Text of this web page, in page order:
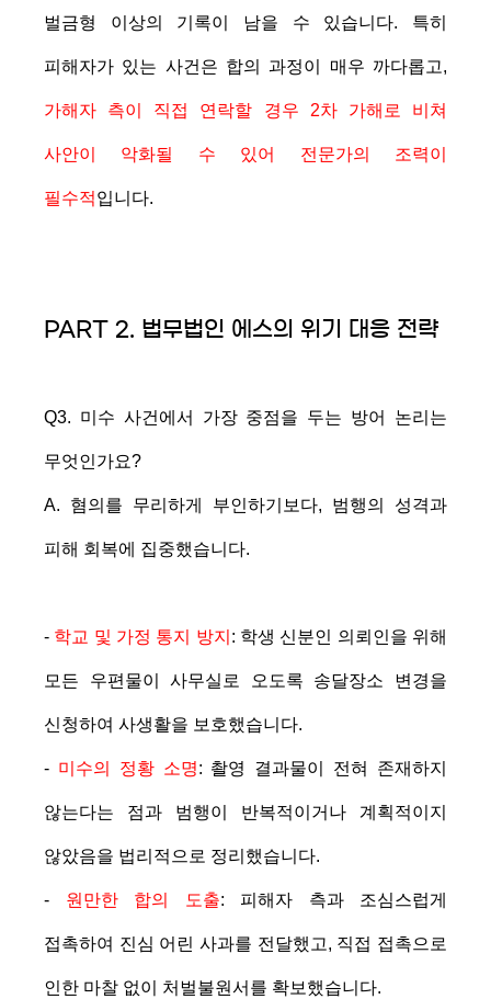
벌금형 이상의 기록이 남을 수 있습니다. 특히
피해자가 있는 사건은 합의 과정이 매우 까다롭고,
가해자 측이 직접 연락할 경우 2차 가해로 비쳐
사안이 악화될 수 있어 전문가의 조력이
필수적입니다.
PART 2. 법무법인 에스의 위기 대응 전략
Q3. 미수 사건에서 가장 중점을 두는 방어 논리는
무엇인가요?
A. 혐의를 무리하게 부인하기보다, 범행의 성격과
피해 회복에 집중했습니다.
- 학교 및 가정 통지 방지 : 학생 신분인 의뢰인을 위해
모든 우편물이 사무실로 오도록 송달장소 변경을
신청하여 사생활을 보호했습니다.
- 미수의 정황 소명: 촬영 결과물이 전혀 존재하지
않는다는 점과 범행이 반복적이거나 계획적이지
않았음을 법리적으로 정리했습니다.
- 원만한 합의 도출: 피해자 측과 조심스럽게
접촉하여 진심 어린 사과를 전달했고, 직접 접촉으로
인한 마찰 없이 처벌불원서를 확보했습니다.